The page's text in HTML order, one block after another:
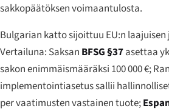
sakkopäätöksen voimaantulosta.
Bulgarian katto sijoittuu EU:n
Vertailuna: Saksan BFSG §37asettaa
sakon enimmäismääräksi 100 000 €;
implementointiasetus sallii
per vaatimusten vastainen tuote;